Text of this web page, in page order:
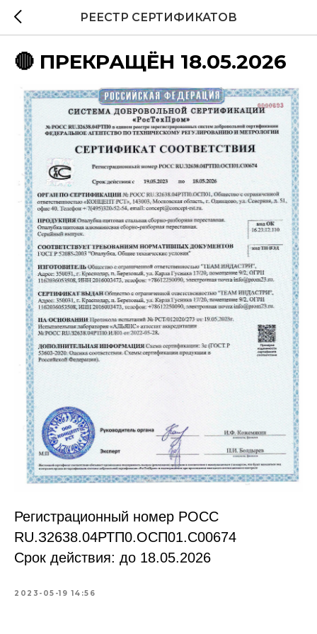
РЕЕСТР СЕРТИФИКАТОВ
🔴 ПРЕКРАЩЁН 18.05.2026
Регистрационный номер РОСС
RU.З2638.04РТП0.OCП01.С00674
Срок действия: до 18.05.2026
2023-05-19 14:56